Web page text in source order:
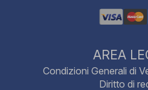
AREA
Condizioni Generali di
Diritto di